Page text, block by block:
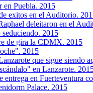
en Puebla. 2015
exitos en el Auditorio.
deleitaron en el
2015
de gira la CDMX. 2015
2015
que sigue siendo
en Lanzarote.
entrega en Fuerteventura
Palace. 2015